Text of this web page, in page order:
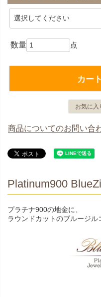
カー
お気に入
商品についてのお問い合
Platinum900
プラチナ900の地金に、
ラウンドカットのブルージル